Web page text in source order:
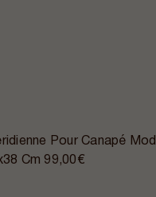
Pour Canapé
Cm99,00€